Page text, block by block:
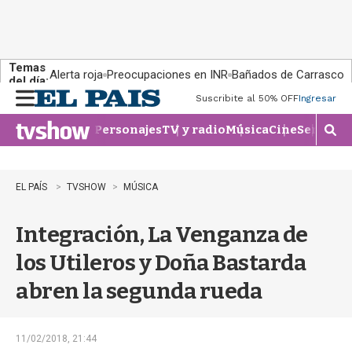
Temas
del día:Alerta roja Preocupaciones en INR Bañados de Carrasco
n
u
Suscribite al 50% OFFIngresar
PersonajesTV y radioMúsicaCineSeries
M
o
EL PAÍS TVSHOW MÚSICA
Integración, La Venganza de
los Utileros y Doña Bastarda
abren la segunda rueda
11/02/2018, 21:44